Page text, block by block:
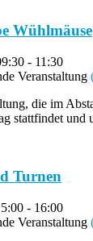
Wühlmäuse
- 11:30
Veranstaltung
die im
stattfindet und
Turnen
- 16:00
Veranstaltung